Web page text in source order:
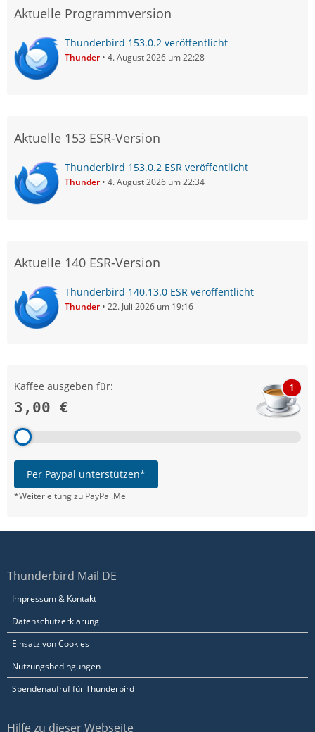
Aktuelle Programmversion
Thunderbird 153.0.2 veröffentlicht
Thunder 4. August 2026 um 22:28
Aktuelle 153 ESR-Version
Thunderbird 153.0.2 ESR veröffentlicht
Thunder 4. August 2026 um 22:34
Aktuelle 140 ESR-Version
Thunderbird 140.13.0 ESR veröffentlicht
Thunder 22. Juli 2026 um 19:16
Kaffee ausgeben für:
3,00 €
1
Per Paypal unterstützen*
*Weiterleitung zu PayPal.Me
Thunderbird Mail DE
Impressum & Kontakt
Datenschutzerklärung
Einsatz von Cookies
Nutzungsbedingungen
Spendenaufruf für Thunderbird
Hilfe zu dieser Webseite